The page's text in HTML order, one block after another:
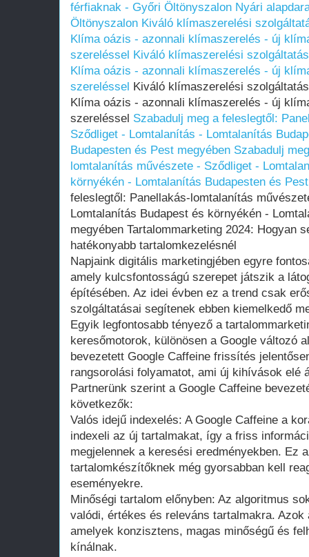
férfiaknak - Győri Öltönyszalon Nyári
Öltönyszalon Kiváló klímaszerelési
Klíma oázis - azonnali klímaszerelés - új
szereléssel Kiváló klímaszerelési
Klíma oázis - azonnali klímaszerelés - új
szereléssel Kiváló klímaszerelési
Klíma oázis - azonnali klímaszerelés - új
szereléssel Szabadulj meg a feleslegtől:
Sződliget - Lomtalanítás - Lomtalanítás
Budapesten és Pest megyében Szabadulj
lomtalanítás művészete - Sződliget -
környékén - Lomtalanítás Budapesten és
feleslegtől: Panellakás-lomtalanítás
Lomtalanítás Budapest és környékén -
megyében Tartalommarketing 2024: Hogyan
hatékonyabb tartalomkezelésnél
Napjaink digitális marketingjében egyre
amely kulcsfontosságú szerepet játszik a
építésében. Az idei évben ez a trend csak
szolgáltatásai segítenek ebben kiemelkedő
Egyik legfontosabb tényező a
keresőmotorok, különösen a Google változó
bevezetett Google Caffeine frissítés
rangsorolási folyamatot, ami új kihívások elé
Partnerünk szerint a Google Caffeine
következők:
Valós idejű indexelés: A Google Caffeine a
indexeli az új tartalmakat, így a friss
megjelennek a keresési eredményekben. Ez
tartalomkészítőknek még gyorsabban kell
eseményekre.
Minőségi tartalom előnyben: Az algoritmus
valódi, értékes és releváns tartalmakra.
amelyek konzisztens, magas minőségű és
kínálnak.